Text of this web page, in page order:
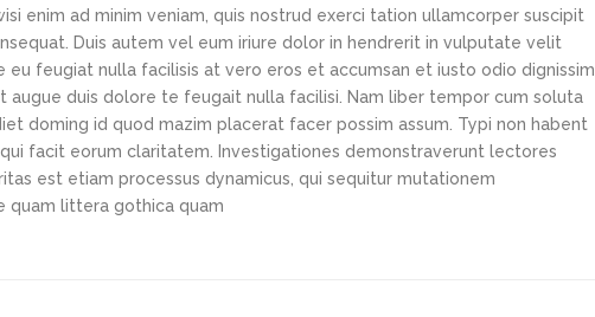
enim ad minim veniam, quis nostrud exerci tation ullamcorper suscipit
Duis autem vel eum iriure dolor in hendrerit in vulputate velit
feugiat nulla facilisis at vero eros et accumsan et iusto odio dignissim
duis dolore te feugait nulla facilisi. Nam liber tempor cum soluta
doming id quod mazim placerat facer possim assum. Typi non habent
facit eorum claritatem. Investigationes demonstraverunt lectores
est etiam processus dynamicus, qui sequitur mutationem
quam littera gothica quam